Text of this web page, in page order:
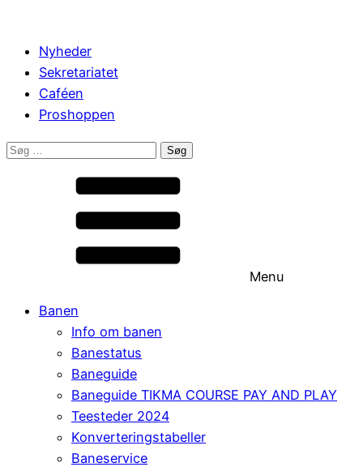
Nyheder
Sekretariatet
Caféen
Proshoppen
Søg
Menu
Banen
Info om banen
Banestatus
Baneguide
Baneguide TIKMA COURSE PAY AND PLAY
Teesteder 2024
Konverteringstabeller
Baneservice